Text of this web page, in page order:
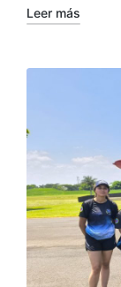
Leer más